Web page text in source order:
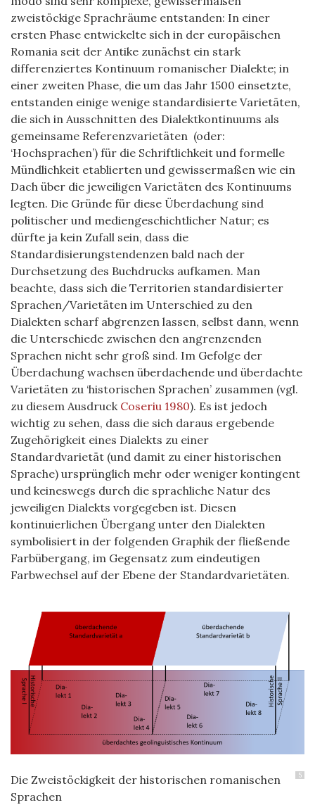
zweistöckige Sprachräume entstanden: In einer
ersten Phase entwickelte sich in der europäischen
Romania seit der Antike zunächst ein stark
differenziertes Kontinuum romanischer Dialekte; in
einer zweiten Phase, die um das Jahr 1500 einsetzte,
entstanden einige wenige standardisierte Varietäten,
die sich in Ausschnitten des Dialektkontinuums als
gemeinsame Referenzvarietäten (oder:
‘Hochsprachen’) für die Schriftlichkeit und formelle
Mündlichkeit etablierten und gewissermaßen wie ein
Dach über die jeweiligen Varietäten des Kontinuums
legten. Die Gründe für diese Überdachung sind
politischer und mediengeschichtlicher Natur; es
dürfte ja kein Zufall sein, dass die
Standardisierungstendenzen bald nach der
Durchsetzung des Buchdrucks aufkamen. Man
beachte, dass sich die Territorien standardisierter
Sprachen/Varietäten im Unterschied zu den
Dialekten scharf abgrenzen lassen, selbst dann, wenn
die Unterschiede zwischen den angrenzenden
Sprachen nicht sehr groß sind. Im Gefolge der
Überdachung wachsen überdachende und überdachte
Varietäten zu ‘historischen Sprachen’ zusammen (vgl.
zu diesem Ausdruck Coseriu 1980). Es ist jedoch
wichtig zu sehen, dass die sich daraus ergebende
Zugehörigkeit eines Dialekts zu einer
Standardvarietät (und damit zu einer historischen
Sprache) ursprünglich mehr oder weniger kontingent
und keineswegs durch die sprachliche Natur des
jeweiligen Dialekts vorgegeben ist. Diesen
kontinuierlichen Übergang unter den Dialekten
symbolisiert in der folgenden Graphik der fließende
Farbübergang, im Gegensatz zum eindeutigen
Farbwechsel auf der Ebene der Standardvarietäten.
5
Die Zweistöckigkeit der historischen romanischen
Sprachen